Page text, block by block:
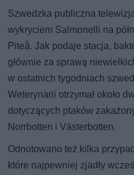
Szwedzka publiczna
wykryciem Salmonelli na
Piteå. Jak podaje stacja,
głównie za sprawą
w ostatnich tygodniach
Weterynarii otrzymał około
dotyczących ptaków
Norrbotten i Västerbotten.
Odnotowano też kilka
które najpewniej zjadły